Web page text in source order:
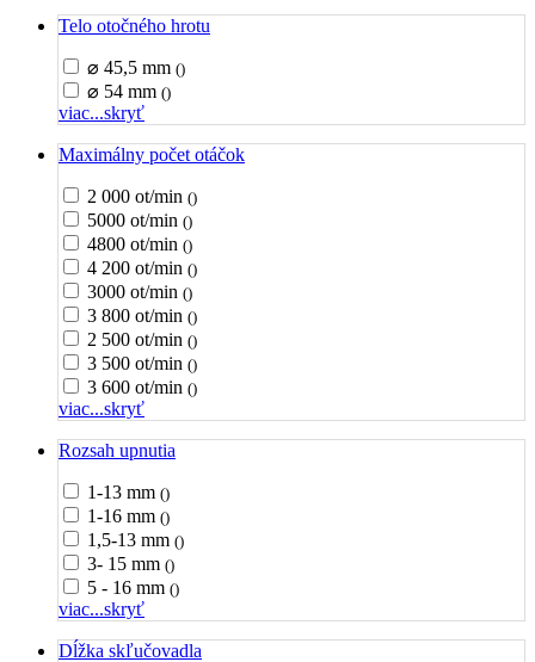
Telo otočného hrotu
⌀ 45,5 mm ()
⌀ 54 mm ()
viac...skryť
Maximálny počet otáčok
2 000 ot/min ()
5000 ot/min ()
4800 ot/min ()
4 200 ot/min ()
3000 ot/min ()
3 800 ot/min ()
2 500 ot/min ()
3 500 ot/min ()
3 600 ot/min ()
viac...skryť
Rozsah upnutia
1-13 mm ()
1-16 mm ()
1,5-13 mm ()
3- 15 mm ()
5 - 16 mm ()
viac...skryť
Dĺžka skľučovadla